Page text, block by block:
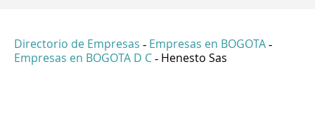
Directorio de Empresas - Empresas en BOGOTA -
Empresas en BOGOTA D C - Henesto Sas